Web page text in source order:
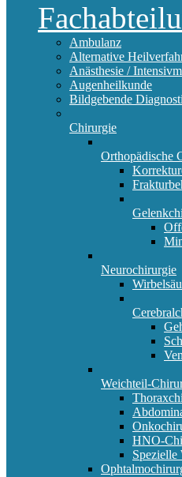
Ambulanz
Alternative
Anästhesie /
Augenheilkunde
Bildgebende
Chirurgie
Orthopädische
Neurochirurgie
Weichteil-
HNO-
Spezielle